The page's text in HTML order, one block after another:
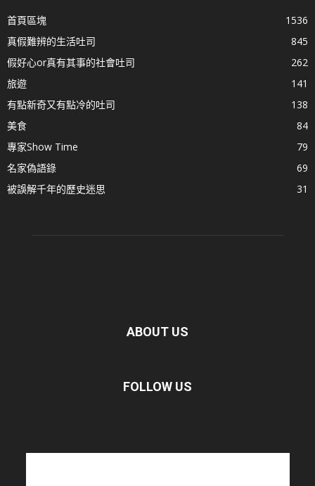
首頁區塊
1536
真假難辨的生活吐司
845
假好心or真有其事的社會吐司
262
旅遊
141
有點新奇又有點冷的吐司
138
美食
84
專家Show Time
79
名家偽語錄
69
被誤解千年的歷史迷思
31
ABOUT US
FOLLOW US